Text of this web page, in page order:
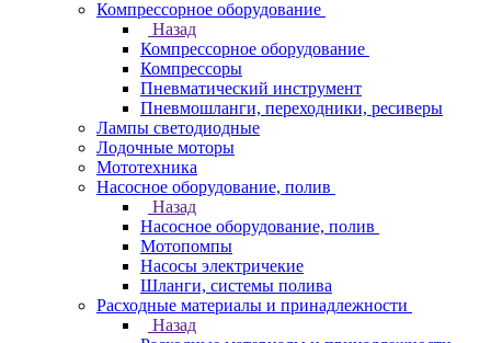
Компрессорное оборудование
Назад
Компрессорное оборудование
Компрессоры
Пневматический инструмент
Пневмошланги, переходники, ресиверы
Лампы светодиодные
Лодочные моторы
Мототехника
Насосное оборудование, полив
Назад
Насосное оборудование, полив
Мотопомпы
Насосы электричекие
Шланги, системы полива
Расходные материалы и принадлежности
Назад